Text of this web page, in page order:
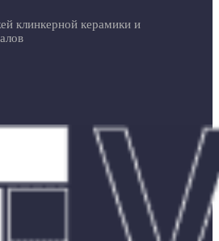
клинкерной керамики и